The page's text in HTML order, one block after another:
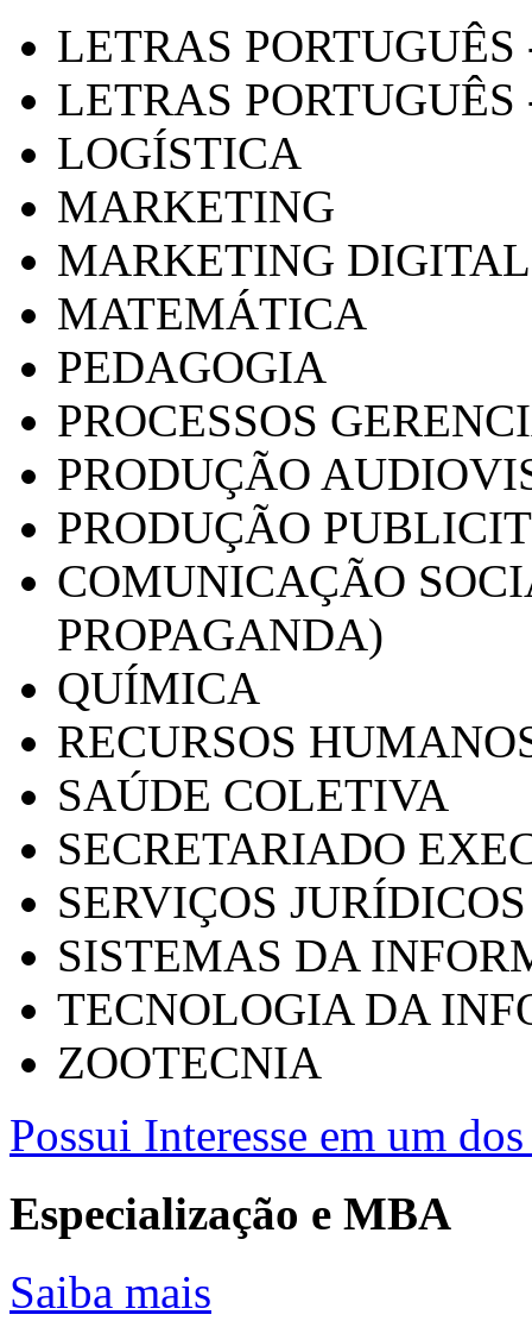
LETRAS
LETRAS PORTUGUÊS
LOGÍSTICA
MARKETING
MARKETING DIGITAL
MATEMÁTICA
PEDAGOGIA
PROCESSOS
PRODUÇÃO
PRODUÇÃO
COMUNICAÇÃO
PROPAGANDA)
QUÍMICA
RECURSOS
SAÚDE COLETIVA
SECRETARIADO
SERVIÇOS
SISTEMAS DA
TECNOLOGIA DA
ZOOTECNIA
Possui Interesse em um
Especialização e MBA
Saiba mais